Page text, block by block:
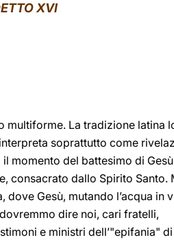
XVI
multiforme. La tradizione latina
soprattutto come
momento del battesimo di
consacrato dallo Spirito Santo.
Gesù, mutando l’acqua in
dovremmo dire noi, cari fratelli,
e ministri dell’"epifania" di